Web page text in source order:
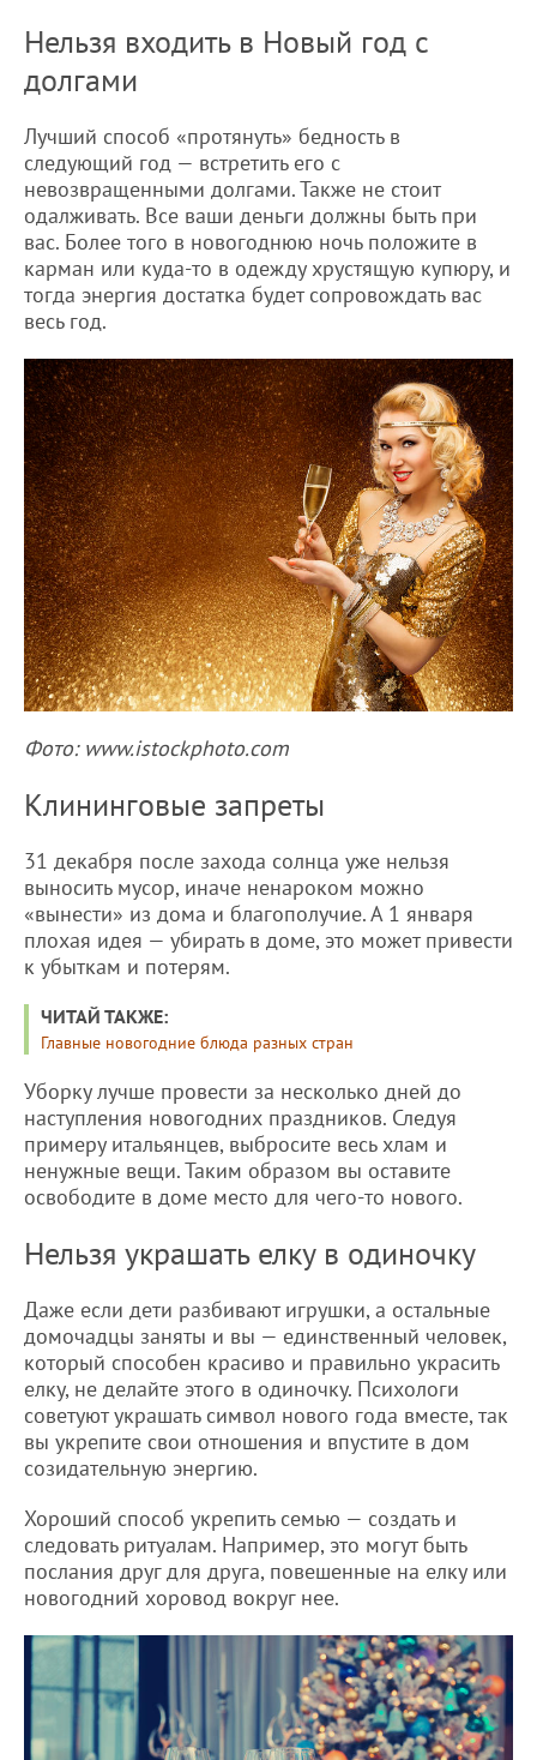
Нельзя входить в Новый год с
долгами
Лучший способ «протянуть» бедность в
следующий год — встретить его с
невозвращенными долгами. Также не стоит
одалживать. Все ваши деньги должны быть при
вас. Более того в новогоднюю ночь положите в
карман или куда-то в одежду хрустящую купюру, и
тогда энергия достатка будет сопровождать вас
весь год.
Фото: www.istockphoto.com
Клининговые запреты
31 декабря после захода солнца уже нельзя
выносить мусор, иначе ненароком можно
«вынести» из дома и благополучие. А 1 января
плохая идея — убирать в доме, это может привести
к убыткам и потерям.
ЧИТАЙ ТАКЖЕ:
Главные новогодние блюда разных стран
Уборку лучше провести за несколько дней до
наступления новогодних праздников. Следуя
примеру итальянцев, выбросите весь хлам и
ненужные вещи. Таким образом вы оставите
освободите в доме место для чего-то нового.
Нельзя украшать елку в одиночку
Даже если дети разбивают игрушки, а остальные
домочадцы заняты и вы — единственный человек,
который способен красиво и правильно украсить
елку, не делайте этого в одиночку. Психологи
советуют украшать символ нового года вместе, так
вы укрепите свои отношения и впустите в дом
созидательную энергию.
Хороший способ укрепить семью — создать и
следовать ритуалам. Например, это могут быть
послания друг для друга, повешенные на елку или
новогодний хоровод вокруг нее.